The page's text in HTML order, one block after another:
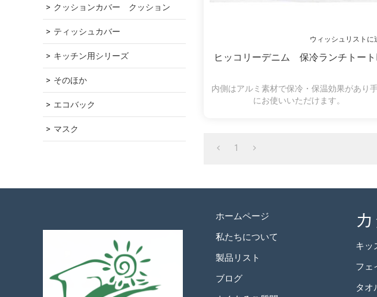
クッションカバー　クッション
ティッシュカバー
キッチン用シリーズ
そのほか
エコバック
マスク
ウィッシュリストに
ヒッコリーデニム 保冷ランチトー
内側はアルミ素材で保冷・保温効果があり
にお使いいただけます。
1
ホームページ
私たちについて
製品リスト
ブログ
キッ
フェ
タオ